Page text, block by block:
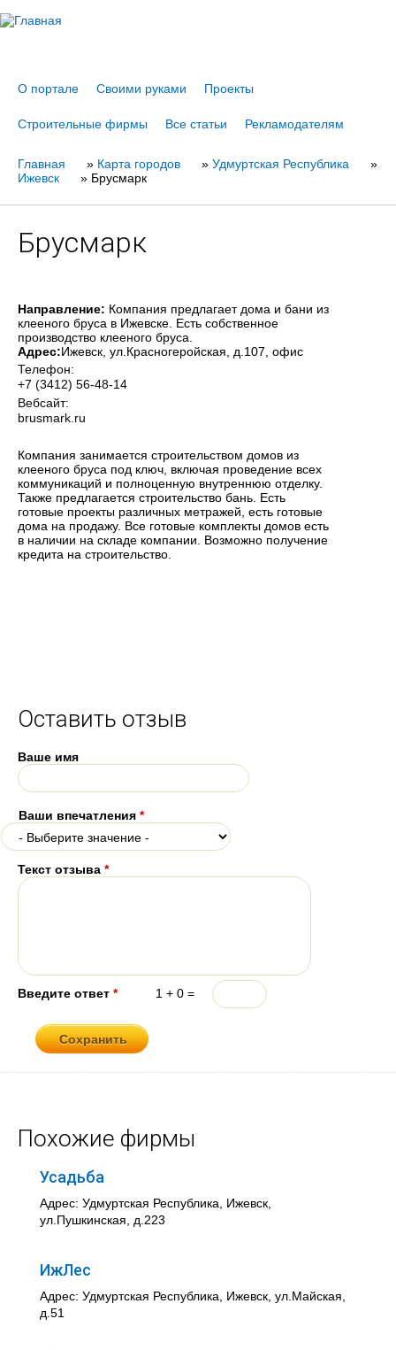
О портале Своими руками Проекты
Строительные фирмы Все статьи Рекламодателям
Вы
Главная » Карта городов » Удмуртская Республика
»
Ижевск
» Брусмарк
Брусмарк
Направление: Компания предлагает дома и бани из
клееного бруса в Ижевске. Есть собственное
производство клееного бруса.
Адрес:Ижевск , ул.Красногеройская, д.107, офис
Телефон:
+7 (3412) 56-48-14
Вебсайт:
brusmark.ru
Компания занимается строительством домов из
клееного бруса под ключ, включая проведение всех
коммуникаций и полноценную внутреннюю отделку.
Также предлагается строительство бань. Есть
готовые проекты различных метражей, есть готовые
дома на продажу. Все готовые комплекты домов есть
в наличии на складе компании. Возможно получение
кредита на строительство.
Оставить отзыв
Ваше имя
Ваши впечатления *
Текст отзыва *
Введите ответ * 1 + 0 =
Похожие фирмы
Усадьба
Адрес: Удмуртская Республика, Ижевск,
ул.Пушкинская, д.223
ИжЛес
Адрес: Удмуртская Республика, Ижевск, ул.Майская,
д.51